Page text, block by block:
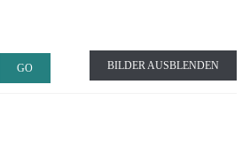
BILDER AUSBLENDEN